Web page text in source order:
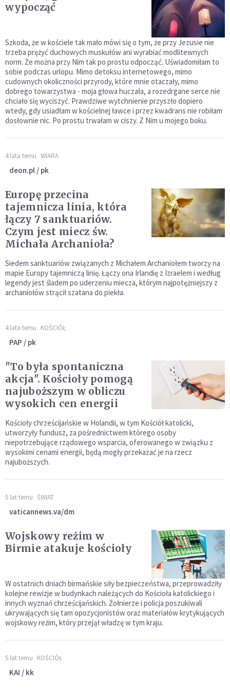
wypocząć
Szkoda, że w kościele tak mało mówi się o tym, że przy Jezusie nie
trzeba prężyć duchowych muskułów ani wyrabiać modlitewnych
norm. Że można przy Nim tak po prostu odpocząć. Uświadomiłam to
sobie podczas urlopu. Mimo detoksu internetowego, mimo
cudownych okoliczności przyrody, które mnie otaczały, mimo
dobrego towarzystwa - moja głowa huczała, a rozedrgane serce nie
chciało się wyciszyć. Prawdziwe wytchnienie przyszło dopiero
wtedy, gdy usiadłam w kościelnej ławce i przez kwadrans nie robiłam
dosłownie nic. Po prostu trwałam w ciszy. Z Nim u mojego boku.
4 lata temu WIARA
deon.pl / pk
Europę przecina
tajemnicza linia, która
łączy 7 sanktuariów.
Czym jest miecz św.
Michała Archanioła?
Siedem sanktuariów związanych z Michałem Archaniołem tworzy na
mapie Europy tajemniczą linię. Łączy ona Irlandię z Izraelem i według
legendy jest śladem po uderzeniu miecza, którym najpotężniejszy z
archaniołów strącił szatana do piekła.
4 lata temu KOŚCIÓŁ
PAP / pk
"To była spontaniczna
akcja". Kościoły pomogą
najuboższym w obliczu
wysokich cen energii
Kościoły chrześcijańskie w Holandii, w tym Kościół katolicki,
utworzyły fundusz, za pośrednictwem którego osoby
niepotrzebujące rządowego wsparcia, oferowanego w związku z
wysokimi cenami energii, będą mogły przekazać je na rzecz
najuboższych.
5 lat temu ŚWIAT
vaticannews.va/dm
Wojskowy reżim w
Birmie atakuje kościoły
W ostatnich dniach birmańskie siły bezpieczeństwa, przeprowadziły
kolejne rewizje w budynkach należących do Kościoła katolickiego i
innych wyznań chrześcijańskich. Żołnierze i policja poszukiwali
ukrywających się tam opozycjonistów oraz materiałów krytykujących
wojskowy reżim, który przejął władzę w tym kraju.
5 lat temu KOŚCIÓŁ
KAI / kk